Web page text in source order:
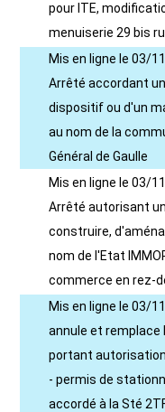
pour ITE,
menuiserie 29 bis
Mis en ligne le 03/
Arrêté accordant
dispositif ou d'un
au nom de la
Général de Gaulle
Mis en ligne le 03/
Arrêté autorisant
construire,
nom de l'Etat
commerce en rez-
Mis en ligne le 03/
annule et remplace
portant
- permis de
accordé à la Sté